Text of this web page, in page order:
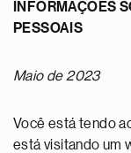
INFORMAÇÕES
PESSOAIS
Maio de 2023
Você está tendo
está visitando um